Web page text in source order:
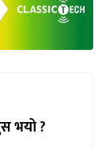
भयो ?